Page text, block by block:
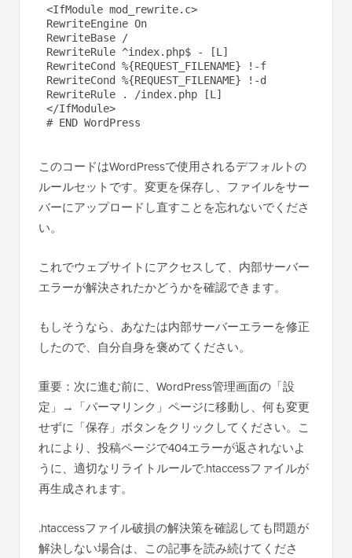
<IfModule mod_rewrite.c>
RewriteEngine On
RewriteBase /
RewriteRule ^index.php$ - [L]
RewriteCond %{REQUEST_FILENAME} !-f
RewriteCond %{REQUEST_FILENAME} !-d
RewriteRule . /index.php [L]
</IfModule>
このコードはWordPressで使用されるデフォルトの
ルールセットです。変更を保存し、ファイルをサー
バーにアップロードし直すことを忘れないでくださ
い。
これでウェブサイトにアクセスして、内部サーバー
エラーが解決されたかどうかを確認できます。
もしそうなら、あなたは内部サーバーエラーを修正
したので、自分自身を褒めてください。
重要：次に進む前に、WordPress管理画面の「設
定」→「パーマリンク」ページに移動し、何も変更
せずに「保存」ボタンをクリックしてください。こ
れにより、投稿ページで404エラーが返されないよ
うに、適切なリライトルールで.htaccessファイルが
再生成されます。
.htaccessファイル破損の解決策を確認しても問題が
解決しない場合は、この記事を読み続けてくださ